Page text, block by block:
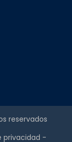
reservados
privacidad -